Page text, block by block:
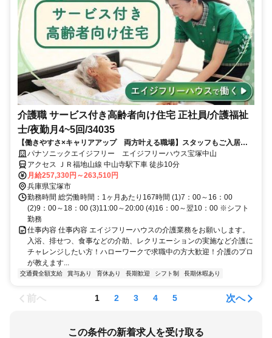
介護職 サービス付き高齢者向け住宅 正社員/介護福祉
士/夜勤月4~5回/34035
【働きやすさ×キャリアアップ 両方叶える職場】スタッフもご入居者
様も、みんなが自然と笑顔になれる？笑顔がつながる、あたたかい職場
です♪
パナソニックエイジフリー エイジフリーハウス宝塚中山
アクセス ＪＲ福地山線 中山寺駅下車 徒歩10分
月給257,330円～263,510円
兵庫県宝塚市
勤務時間 総労働時間：1ヶ月あたり167時間 (1)7：00～16：00
(2)9：00～18：00 (3)11:00～20:00 (4)16：00～翌10：00 ※シフト
勤務
仕事内容 仕事内容 エイジフリーハウスの介護業務をお願いします。
入浴、排せつ、食事などの介助、レクリエーションの実施など介護に
チャレンジしたい方！ハローワークで求職中の方大歓迎！介護のプロ
が教えます...
交通費全額支給 賞与あり 育休あり 長期歓迎 シフト制 長期休暇あり
前へ 1 2 3 4 5 次へ
この条件の新着求人を受け取る